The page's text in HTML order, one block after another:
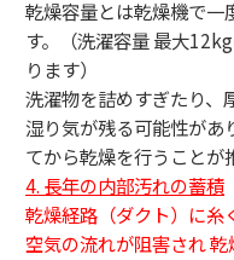
乾燥容量とは乾燥機で一
す。（洗濯容量 最大
ります）
洗濯物を詰めすぎたり、
湿り気が残る可能性があ
てから乾燥を行うことが
4. 長年の内部汚れの蓄積
乾燥経路（ダクト）に糸
空気の流れが阻害され 乾